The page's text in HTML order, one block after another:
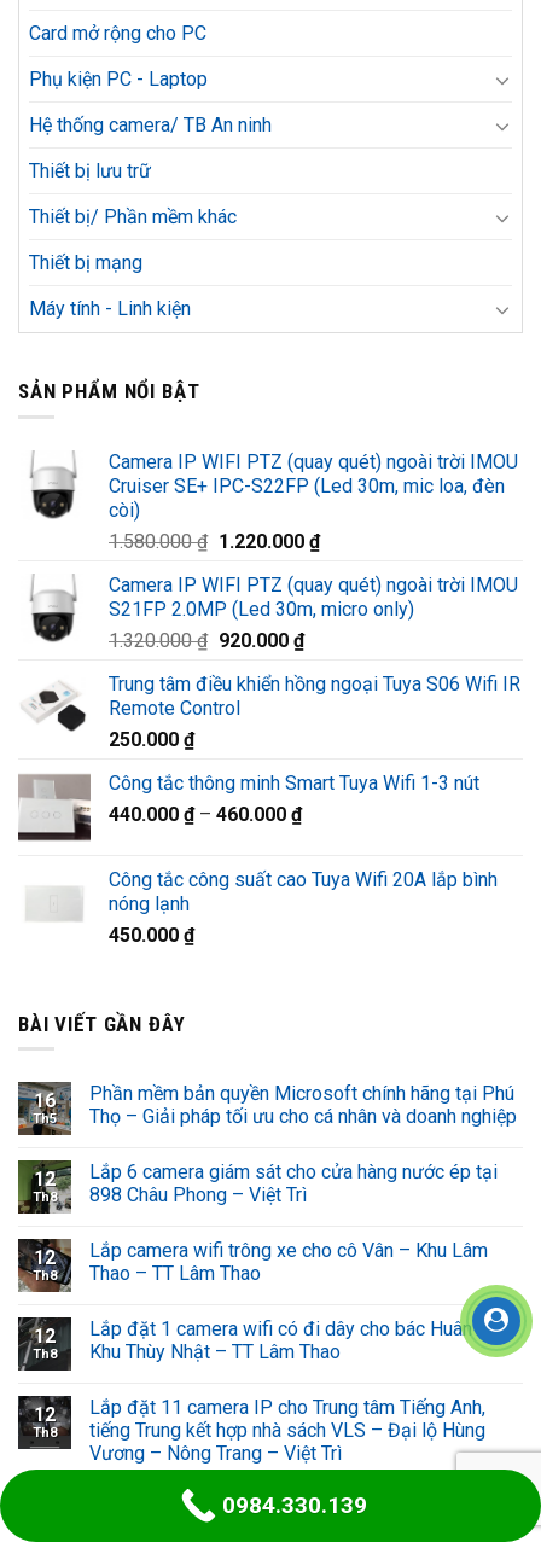
Card mở rộng cho PC
Phụ kiện PC - Laptop
Hệ thống camera/ TB An ninh
Thiết bị lưu trữ
Thiết bị/ Phần mềm khác
Thiết bị mạng
Máy tính - Linh kiện
SẢN PHẨM NỔI BẬT
Camera IP WIFI PTZ (quay quét) ngoài trời IMOU
Cruiser SE+ IPC-S22FP (Led 30m, mic loa, đèn
còi)
1.580.000₫ Giá
là:
1.580.000 ₫.
1.220.000 ₫Giá
tại
là:
Camera IP WIFI PTZ (quay quét) ngoài trời IMOU
S21FP 2.0MP (Led 30m, micro only)
1.320.000₫ Giá
là:
1.320.000 ₫.
920.000 ₫Giá
tại
Trung tâm điều khiển hồng ngoại Tuya S06 Wifi IR
Remote Control
250.000 ₫
Công tắc thông minh Smart Tuya Wifi 1-3 nút
440.000 ₫– 460.000 ₫
Công tắc công suất cao Tuya Wifi 20A lắp bình
nóng lạnh
450.000 ₫
BÀI VIẾT GẦN ĐÂY
16
Th5
Phần mềm bản quyền Microsoft chính hãng tại Phú
Thọ – Giải pháp tối ưu cho cá nhân và doanh nghiệp
12
Th8
Lắp 6 camera giám sát cho cửa hàng nước ép tại
898 Châu Phong – Việt Trì
12
Th8
Lắp camera wifi trông xe cho cô Vân – Khu Lâm
Thao – TT Lâm Thao
12
Th8
Lắp đặt 1 camera wifi có đi dây cho bác Huân –
Khu Thùy Nhật – TT Lâm Thao
12
Th8
Lắp đặt 11 camera IP cho Trung tâm Tiếng Anh,
tiếng Trung kết hợp nhà sách VLS – Đại lộ Hùng
Vương – Nông Trang – Việt Trì
0984.330.139